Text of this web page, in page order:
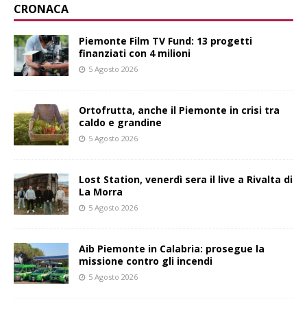
CRONACA
Piemonte Film TV Fund: 13 progetti
finanziati con 4 milioni
5 Agosto 2026
Ortofrutta, anche il Piemonte in crisi tra
caldo e grandine
5 Agosto 2026
Lost Station, venerdì sera il live a Rivalta di
La Morra
5 Agosto 2026
Aib Piemonte in Calabria: prosegue la
missione contro gli incendi
5 Agosto 2026